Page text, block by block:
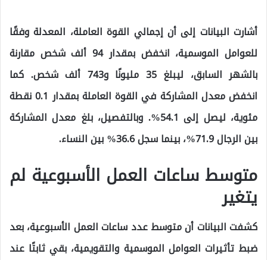
أشارت البيانات إلى أن إجمالي القوة العاملة، المعدلة وفقًا
للعوامل الموسمية، انخفض بمقدار 94 ألف شخص مقارنة
بالشهر السابق، ليبلغ 35 مليونًا و743 ألف شخص. كما
انخفض معدل المشاركة في القوة العاملة بمقدار 0.1 نقطة
مئوية، ليصل إلى 54.1%. وبالتفصيل، بلغ معدل المشاركة
بين الرجال 71.9%، بينما سجل 36.6% بين النساء.
متوسط ساعات العمل الأسبوعية لم
يتغير
كشفت البيانات أن متوسط عدد ساعات العمل الأسبوعية، بعد
ضبط تأثيرات العوامل الموسمية والتقويمية، بقي ثابتًا عند